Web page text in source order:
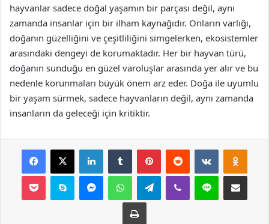
hayvanlar sadece doğal yaşamın bir parçası değil, aynı
zamanda insanlar için bir ilham kaynağıdır. Onların varlığı,
doğanın güzelliğini ve çeşitliliğini simgelerken, ekosistemler
arasındaki dengeyi de korumaktadır. Her bir hayvan türü,
doğanın sunduğu en güzel varoluşlar arasında yer alır ve bu
nedenle korunmaları büyük önem arz eder. Doğa ile uyumlu
bir yaşam sürmek, sadece hayvanların değil, aynı zamanda
insanların da geleceği için kritiktir.
Facebook
X LinkedInTumblr PinterestReddit VKontakte
Pocket Skype MessengerWhatsAppTelegramViber Line E-Posta ile
Yazdır